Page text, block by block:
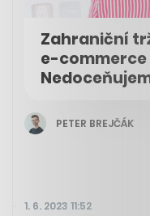
Zahraniční
e-commerce
PETER BREJČÁK
1. 6. 2023 11:52